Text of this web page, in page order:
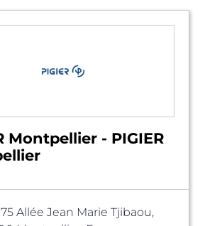
Montpellier - PIGIER
75 Allée Jean Marie Tjibaou,